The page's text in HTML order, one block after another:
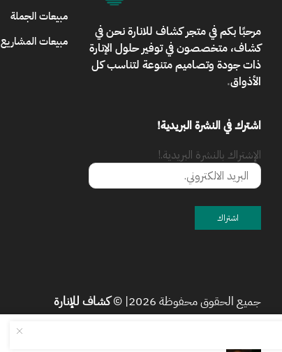
مرحبًا بكم فيمتجر كشاف للانارةنحن في
كشاف، متخصصون في توفير حلول الإنارة
ذات جودة وتصاميم متنوعة لتناسب كل
الأذواق.
اشترك في النشرة البريدية!
الإشتراك بالنشرة البريدية.!
مبيعات الجملة
مبيعات المشاريع
جميع الحقوق محفوظة 2026| © كشاف للإنارة